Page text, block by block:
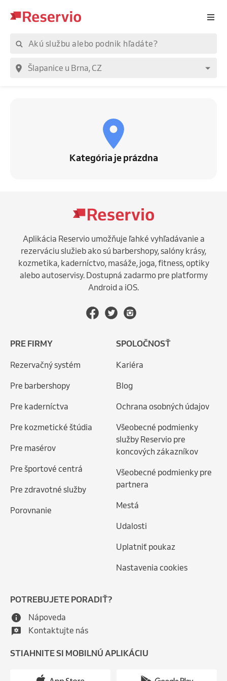
Kategória je prázdna
Aplikácia Reservio umožňuje ľahké vyhľadávanie a
rezerváciu služieb ako sú barbershopy, salóny krásy,
kozmetika, kaderníctvo, masáže, joga, fitness, optiky
alebo autoservisy. Dostupná zadarmo pre platformy
Android a iOS.
PRE FIRMY
Rezervačný systém
Pre barbershopy
Pre kaderníctva
Pre kozmetické štúdia
Pre masérov
Pre športové centrá
Pre zdravotné služby
Porovnanie
SPOLOČNOSŤ
Kariéra
Blog
Ochrana osobných údajov
Všeobecné podmienky
služby Reservio pre
koncových zákazníkov
Všeobecné podmienky pre
partnera
Mestá
Udalosti
Uplatniť poukaz
Nastavenia cookies
POTREBUJETE PORADIŤ?
Nápoveda
Kontaktujte nás
STIAHNITE SI MOBILNÚ APLIKÁCIU